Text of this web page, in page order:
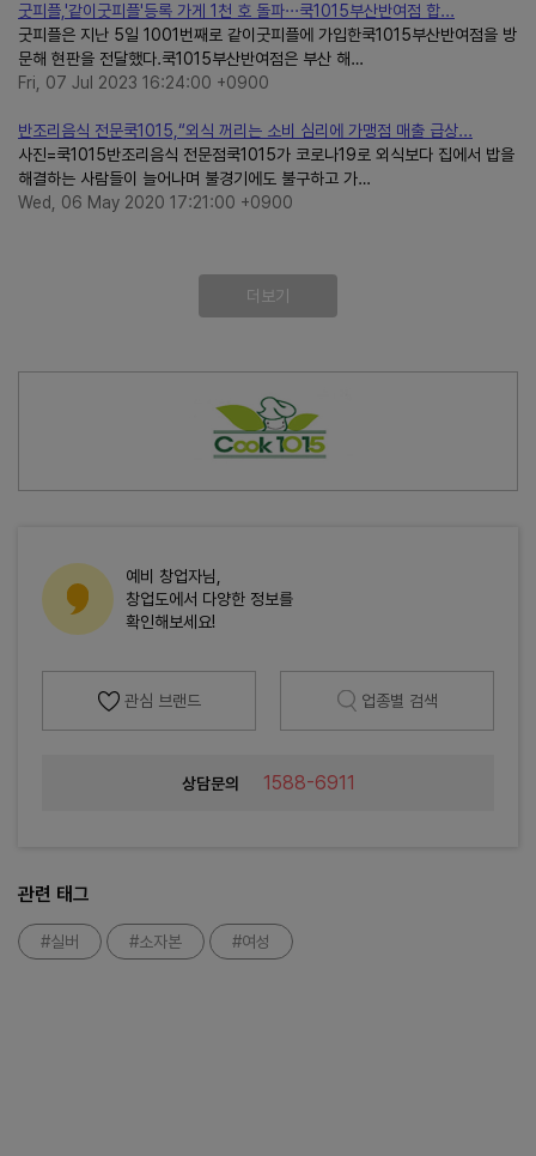
굿피플,'같이굿피플'등록 가게 1천 호 돌파···쿡1015부산반여점 합...
굿피플은 지난 5일 1001번째로 같이굿피플에 가입한쿡1015부산반여점을 방
문해 현판을 전달했다.쿡1015부산반여점은 부산 해…
Fri, 07 Jul 2023 16:24:00 +0900
반조리음식 전문쿡1015,“외식 꺼리는 소비 심리에 가맹점 매출 급상...
사진=쿡1015반조리음식 전문점쿡1015가 코로나19로 외식보다 집에서 밥을
해결하는 사람들이 늘어나며 불경기에도 불구하고 가…
Wed, 06 May 2020 17:21:00 +0900
더보기
예비 창업자님,
창업도에서 다양한 정보를
확인해보세요!
관심 브랜드 업종별 검색
상담문의 1588-6911
관련 태그
#실버 #소자본 #여성